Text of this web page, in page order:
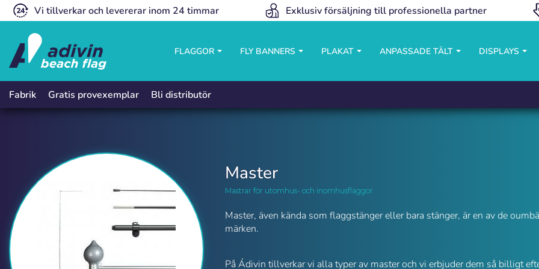
Vi tillverkar och levererar inom 24 timmar Exklusiv försäljning till professionella partner
FLAGGOR FLY BANNERS PLAKAT ANPASSADE TÄLT DISPLAYS
Fabrik Gratis provexemplar Bli distributör
Master | Adivin Beach Flag
Master
Mastrar för utomhus- och inomhusflaggor
Master, även kända som flaggstänger eller bara stänger, är en av de
märken.
På Ádivin tillverkar vi alla typer av master och vi erbjuder dem så billigt